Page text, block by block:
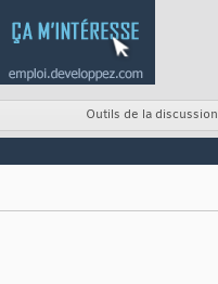
Outils de la discussion